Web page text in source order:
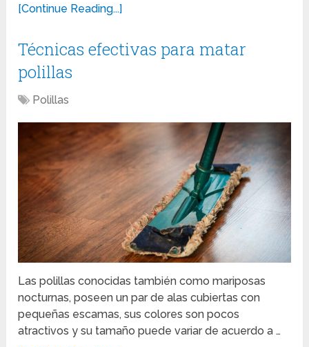
[Continue Reading...]
Técnicas efectivas para matar
polillas
Polillas
Las polillas conocidas también como mariposas
nocturnas, poseen un par de alas cubiertas con
pequeñas escamas, sus colores son pocos
atractivos y su tamaño puede variar de acuerdo a …